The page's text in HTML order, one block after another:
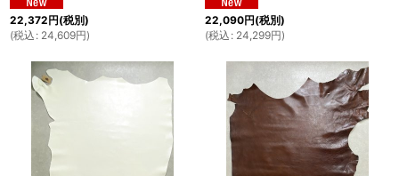
22,372円(税別)
(税込 : 24,609円)
22,090円(税別)
(税込 : 24,299円)